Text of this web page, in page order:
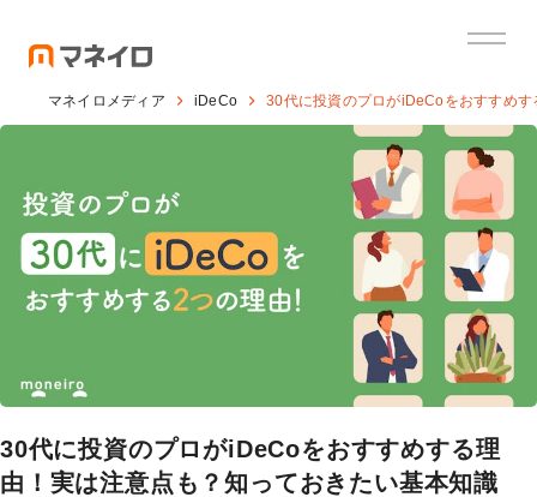
マネイロメディア iDeCo 30代に投資のプロがiDeCoをおすすめ
30代に投資のプロがiDeCoをおすすめする理
由！実は注意点も？知っておきたい基本知識